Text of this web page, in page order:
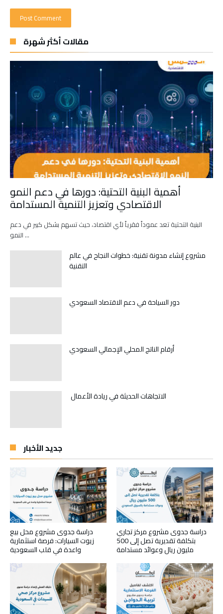
مقالات أكثر شهرة
أهمية البنية التحتية: دورها في دعم النمو
الاقتصادي وتعزيز التنمية المستدامة
البنية التحتية تعد عموداً فقرياً لأي اقتصاد، حيث تسهم بشكل كبير في دعم
النمو …
مشروع إنشاء مدونة تقنية: خطوات النجاح في عالم
التقنية
دور السياحة في دعم الاقتصاد السعودي
أرقام الناتج المحلي الإجمالي السعودي
الاتجاهات الحديثة في ريادة الأعمال
جديد الأخبار
دراسة جدوى مشروع محل بيع
زيوت السيارات: فرصة استثمارية
واعدة في قلب السعودية
دراسة جدوى مشروع مركز تجاري
بتكلفة تقديرية تصل إلى 500
مليون ريال وعوائد مستدامة